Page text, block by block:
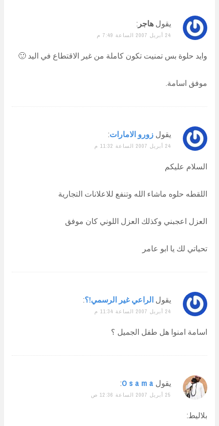
يقول هاجر :
24 أبريل 2007 الساعة 7:49 م
وايد حلوة بس تمنيت تكون كاملة من غير الاقتطاع في اليد 🙂
موفق اسامة.
يقول زورو الامارات:
24 أبريل 2007 الساعة 11:32 م
السلام عليكم
اللقطه حلوه ماشاء الله وتنفع للاعلانات التجارية
العزل اعجبني وكذلك العزل اللوني كان موفق
تحياتي لك يا ابو عامر
يقول الراعي غير الرسمي!؟:
24 أبريل 2007 الساعة 11:34 م
اسامة امنوا هل طفل الجميل ؟
يقول O s a m a
:
25 أبريل 2007 الساعة 12:36 ص
بلاليط: